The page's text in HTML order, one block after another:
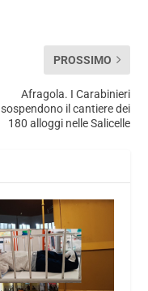
PROSSIMO
Afragola. I Carabinieri
sospendono il cantiere dei
180 alloggi nelle Salicelle